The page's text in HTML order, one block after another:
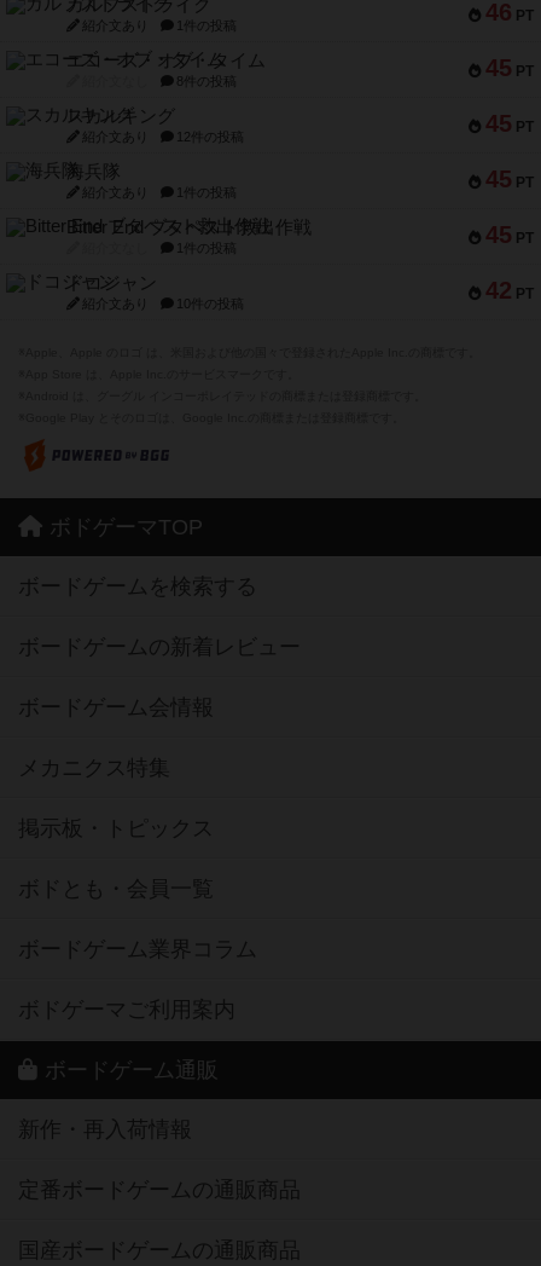
46 PT
ガルフストライク
紹介文あり 1件の投稿
45 PT
エコーズ・オブ・タイム
8件の投稿
45 PT
スカルキング
紹介文あり 12件の投稿
45 PT
海兵隊
紹介文あり 1件の投稿
45 PT
Bitter End ブタペスト救出作戦
1件の投稿
42 PT
ドコジャン
紹介文あり 10件の投稿
ボドゲーマTOP
ボードゲームを検索する
ボードゲームの新着レビュー
ボードゲーム会情報
メカニクス特集
掲示板・トピックス
ボドとも・会員一覧
ボードゲーム業界コラム
ボドゲーマご利用案内
ボードゲーム通販
新作・再入荷情報
定番ボードゲームの通販商品
国産ボードゲームの通販商品